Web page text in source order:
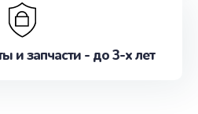
и запчасти - до 3-х лет